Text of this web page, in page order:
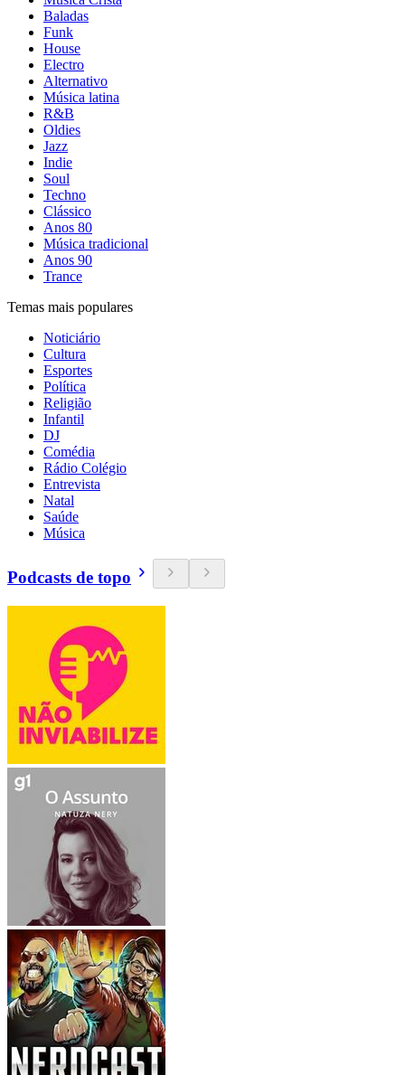
Baladas
Funk
House
Electro
Alternativo
Música latina
R&B
Oldies
Jazz
Indie
Soul
Techno
Clássico
Anos 80
Música tradicional
Anos 90
Trance
Temas mais populares
Noticiário
Cultura
Esportes
Política
Religião
Infantil
DJ
Comédia
Rádio Colégio
Entrevista
Natal
Saúde
Música
Podcasts de topo